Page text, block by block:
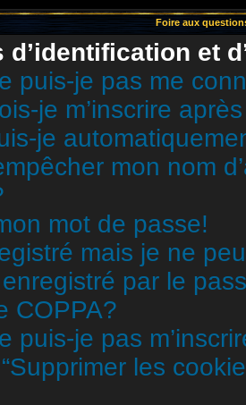
Foire aux
d’identification et
puis-je pas me
je m’inscrire
je
mon nom
mot de passe!
mais je ne
par le
COPPA?
puis-je pas
les